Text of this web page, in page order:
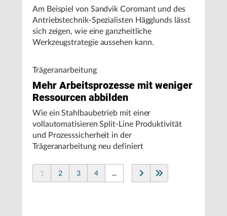
Am Beispiel von Sandvik Coromant und des
Antriebstechnik-Spezialisten Hägglunds lässt
sich zeigen, wie eine ganzheitliche
Werkzeugstrategie aussehen kann.
Trägeranarbeitung
Mehr Arbeitsprozesse mit weniger
Ressourcen abbilden
Wie ein Stahlbaubetrieb mit einer
vollautomatisieren Split-Line Produktivität
und Prozesssicherheit in der
Trägeranarbeitung neu definiert
1 2 3 4 ...